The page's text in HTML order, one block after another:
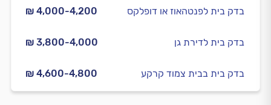
₪ 4,000-4,200 בדק בית לפנטהאוז או דופלקס
₪ 3,800-4,000 בדק בית לדירת גן
₪ 4,600-4,800 בדק בית בבית צמוד קרקע